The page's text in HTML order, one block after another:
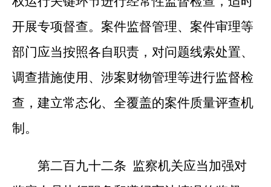
开展专项督查。案件监督管理、案件审理等
部门应当按照各自职责，对问题线索处置、
调查措施使用、涉案财物管理等进行监督检
查，建立常态化、全覆盖的案件质量评查机
制。
第二百九十二条 监察机关应当加强对